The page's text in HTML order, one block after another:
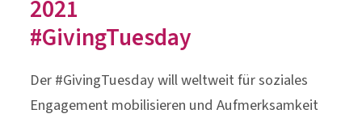
2021
#GivingTuesday
Der #GivingTuesday will weltweit für soziales
Engagement mobilisieren und Aufmerksamkeit